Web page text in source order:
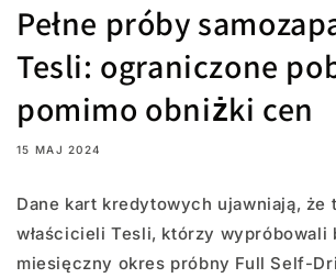
Pełne próby
Tesli: ograniczone
pomimo obniżki cen
15 MAJ 2024
Dane kart kredytowych ujawniają, że
właścicieli Tesli, którzy wypróbowali
miesięczny okres próbny Full Self-